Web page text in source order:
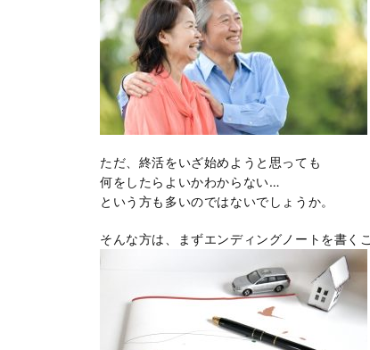
ただ、終活をいざ始めようと思っても
何をしたらよいかわからない…
という方も多いのではないでしょうか。
そんな方は、まずエンディングノートを書く